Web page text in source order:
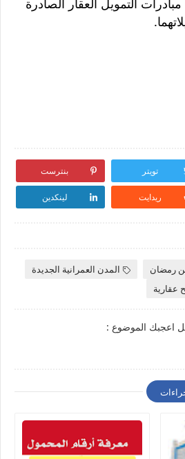
التمويل العقار الصادرة
تويتر بنترست
ريدايت لينكدين
رمضان
المدن العمرانية الجديدة
عقارية
اعجبك الموضوع :